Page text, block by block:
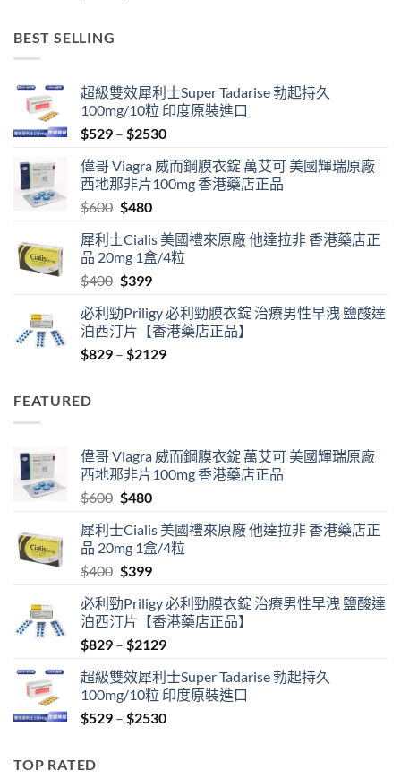
BEST SELLING
超級雙效犀利士Super Tadarise 勃起持久
100mg/10粒 印度原裝進口
$529 – $2530Price
$529
through
偉哥 Viagra 威而鋼膜衣錠 萬艾可 美國輝瑞原廠
西地那非片100mg 香港藥店正品
$600 Original
was:
$600.
$480Current
is:
$480.
犀利士Cialis 美國禮來原廠 他達拉非 香港藥店正
品 20mg 1盒/4粒
$400 Original
was:
$400.
$399Current
is:
$399.
必利勁Priligy 必利勁膜衣錠 治療男性早洩 鹽酸達
泊西汀片【香港藥店正品】
$829 – $2129Price
FEATURED
偉哥 Viagra 威而鋼膜衣錠 萬艾可 美國輝瑞原廠
西地那非片100mg 香港藥店正品
$600 Original
was:
$600.
$480Current
is:
$480.
犀利士Cialis 美國禮來原廠 他達拉非 香港藥店正
品 20mg 1盒/4粒
$400 Original
was:
$400.
$399Current
is:
$399.
必利勁Priligy 必利勁膜衣錠 治療男性早洩 鹽酸達
泊西汀片【香港藥店正品】
$829 – $2129Price
$829
through
$2129
超級雙效犀利士Super Tadarise 勃起持久
100mg/10粒 印度原裝進口
$529 – $2530Price
TOP RATED